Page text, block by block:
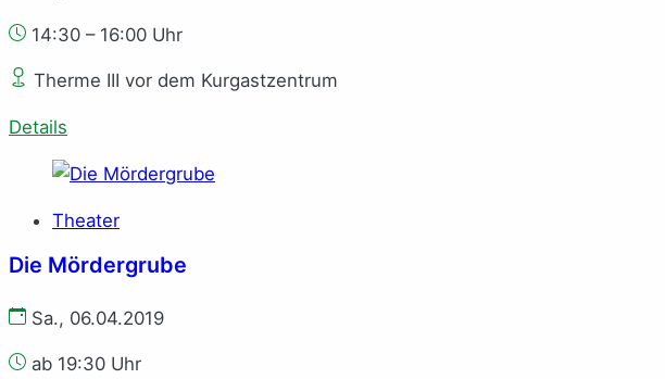
14:30 – 16:00 Uhr
Therme III vor dem Kurgastzentrum
Details
Theater
Die Mördergrube
Sa., 06.04.2019
ab 19:30 Uhr